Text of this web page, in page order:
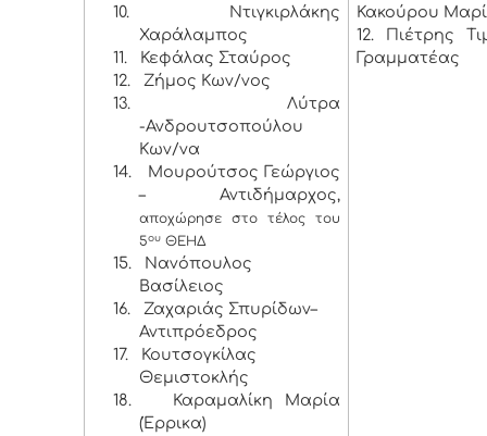
10.
Ντιγκιρλάκης
Χαράλαμπος
11.
Κεφάλας Σταύρος
12.
Ζήμος Κων/νος
13.
Λύτρα
-Ανδρουτσοπούλου
Κων/να
14.
Μουρούτσος Γεώργιος
– Αντιδήμαρχος,
αποχώρησε στο τέλος του
5ου ΘΕΗΔ
15.
Νανόπουλος
Βασίλειος
16.
Ζαχαριάς Σπυρίδων–
Αντιπρόεδρος
17.
Κουτσογκίλας
Θεμιστοκλής
18.
Καραμαλίκη Μαρία
(Έρρικα)
Κακούρου
12. Πιέτρης
Γραμματέας